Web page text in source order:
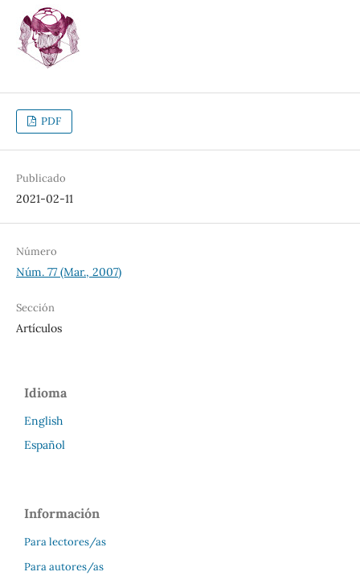
PDF
Publicado
2021-02-11
Número
Núm. 77 (Mar., 2007)
Sección
Artículos
Idioma
English
Español
Información
Para lectores/as
Para autores/as